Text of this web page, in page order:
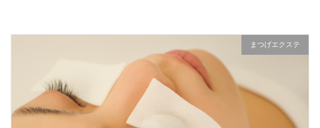
まつげエクステ